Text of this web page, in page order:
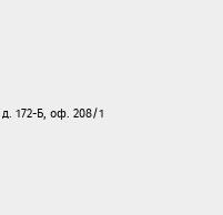
172-Б, оф. 208/1